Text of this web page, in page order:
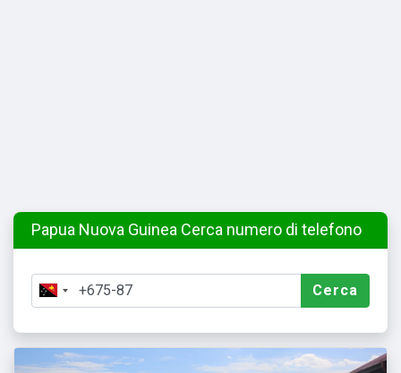
Papua Nuova Guinea Cerca numero di telefono
Cerca